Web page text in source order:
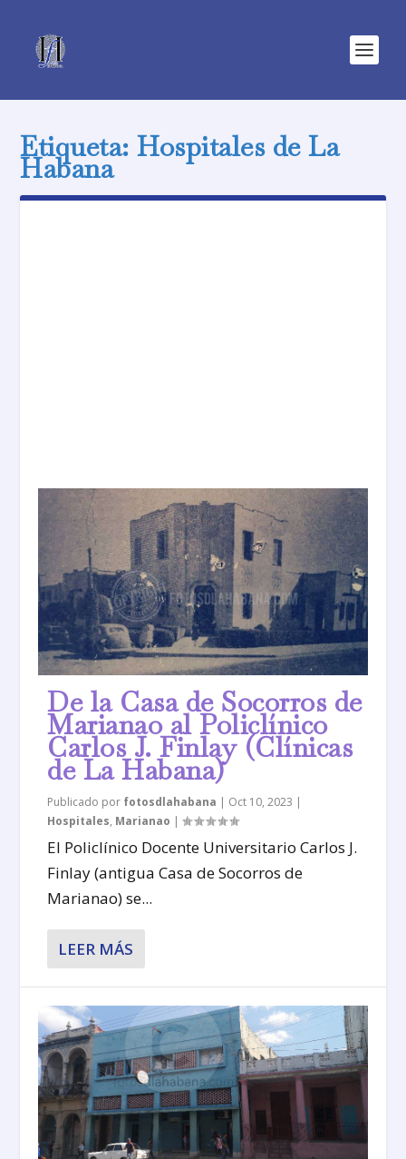
Etiqueta:Hospitales de La
Habana
De la Casa de Socorros de
Marianao al Policlínico
Carlos J. Finlay (Clínicas
de La Habana)
Publicado por fotosdlahabana | Oct 10, 2023 |
Hospitales, Marianao |
El Policlínico Docente Universitario Carlos J.
Finlay (antigua Casa de Socorros de
Marianao) se...
LEER MÁS